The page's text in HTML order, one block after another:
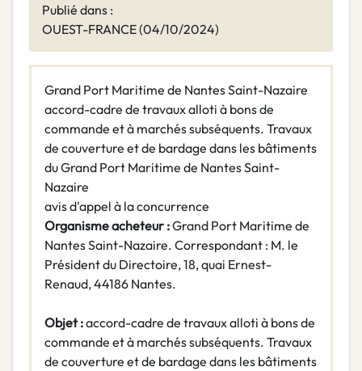
Publié dans :
OUEST-FRANCE (04/10/2024)
Grand Port Maritime de Nantes Saint-Nazaire
accord-cadre de travaux alloti à bons de
commande et à marchés subséquents. Travaux
de couverture et de bardage dans les bâtiments
du Grand Port Maritime de Nantes Saint-
Nazaire
avis d'appel à la concurrence
Organisme acheteur :Grand Port Maritime de
Nantes Saint-Nazaire. Correspondant : M. le
Président du Directoire, 18, quai Ernest-
Renaud, 44186 Nantes.
Objet :accord-cadre de travaux alloti à bons de
commande et à marchés subséquents. Travaux
de couverture et de bardage dans les bâtiments